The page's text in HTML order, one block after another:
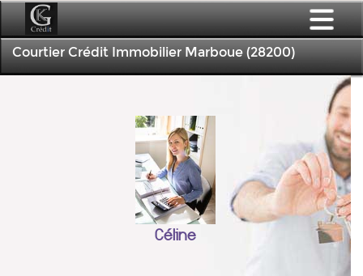
Courtier Crédit Immobilier Marboue (28200)
Céline